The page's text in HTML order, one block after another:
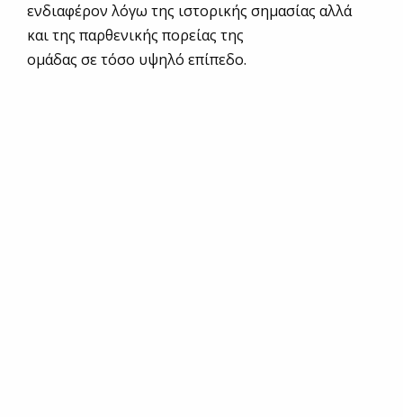
ενδιαφέρον λόγω της ιστορικής σημασίας αλλά
και της παρθενικής πορείας της
ομάδας σε τόσο υψηλό επίπεδο.